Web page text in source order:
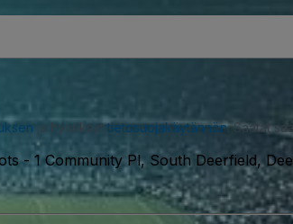
ja hyväksyttietosuojakäytännön. Saatat
- 1 Community Pl, South Deerfield,